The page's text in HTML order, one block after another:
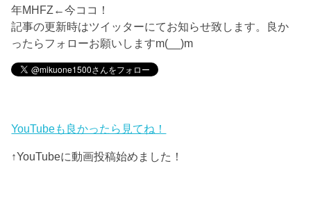
年MHFZ←今ココ！
記事の更新時はツイッターにてお知らせ致します。良か
ったらフォローお願いしますm(__)m
YouTubeも良かったら見てね！
↑YouTubeに動画投稿始めました！